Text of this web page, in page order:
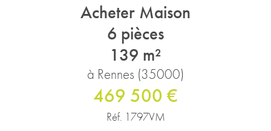
Acheter Maison
6 pièces
139 m²
à Rennes (35000)
469 500 €
Réf. 1797VM